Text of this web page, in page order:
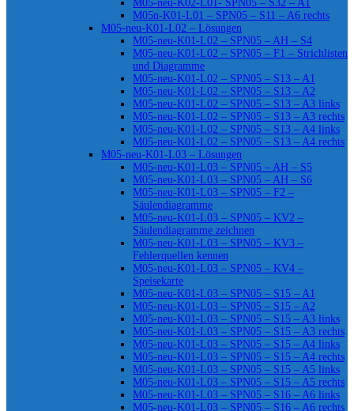
M05-neu-K02-L01- SPN05 – S32 – A1
M05n-K01-L01 – SPN05 – S11 – A6 rechts
M05-neu-K01-L02 – Lösungen
M05-neu-K01-L02 – SPN05 – AH – S4
M05-neu-K01-L02 – SPN05 – F1 – Strichlisten
und Diagramme
M05-neu-K01-L02 – SPN05 – S13 – A1
M05-neu-K01-L02 – SPN05 – S13 – A2
M05-neu-K01-L02 – SPN05 – S13 – A3 links
M05-neu-K01-L02 – SPN05 – S13 – A3 rechts
M05-neu-K01-L02 – SPN05 – S13 – A4 links
M05-neu-K01-L02 – SPN05 – S13 – A4 rechts
M05-neu-K01-L03 – Lösungen
M05-neu-K01-L03 – SPN05 – AH – S5
M05-neu-K01-L03 – SPN05 – AH – S6
M05-neu-K01-L03 – SPN05 – F2 –
Säulendiagramme
M05-neu-K01-L03 – SPN05 – KV2 –
Säulendiagramme zeichnen
M05-neu-K01-L03 – SPN05 – KV3 –
Fehlerquellen kennen
M05-neu-K01-L03 – SPN05 – KV4 –
Speisekarte
M05-neu-K01-L03 – SPN05 – S15 – A1
M05-neu-K01-L03 – SPN05 – S15 – A2
M05-neu-K01-L03 – SPN05 – S15 – A3 links
M05-neu-K01-L03 – SPN05 – S15 – A3 rechts
M05-neu-K01-L03 – SPN05 – S15 – A4 links
M05-neu-K01-L03 – SPN05 – S15 – A4 rechts
M05-neu-K01-L03 – SPN05 – S15 – A5 links
M05-neu-K01-L03 – SPN05 – S15 – A5 rechts
M05-neu-K01-L03 – SPN05 – S16 – A6 links
M05-neu-K01-L03 – SPN05 – S16 – A6 rechts